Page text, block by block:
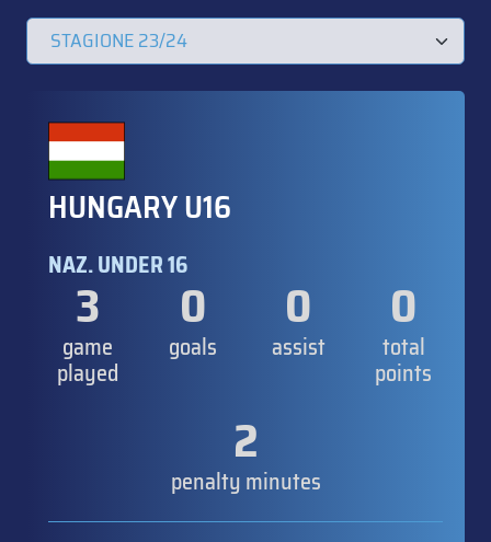
HUNGARY U16
NAZ. UNDER 16
3
game
played
0
goals
0
assist
0
total
points
2
penalty minutes